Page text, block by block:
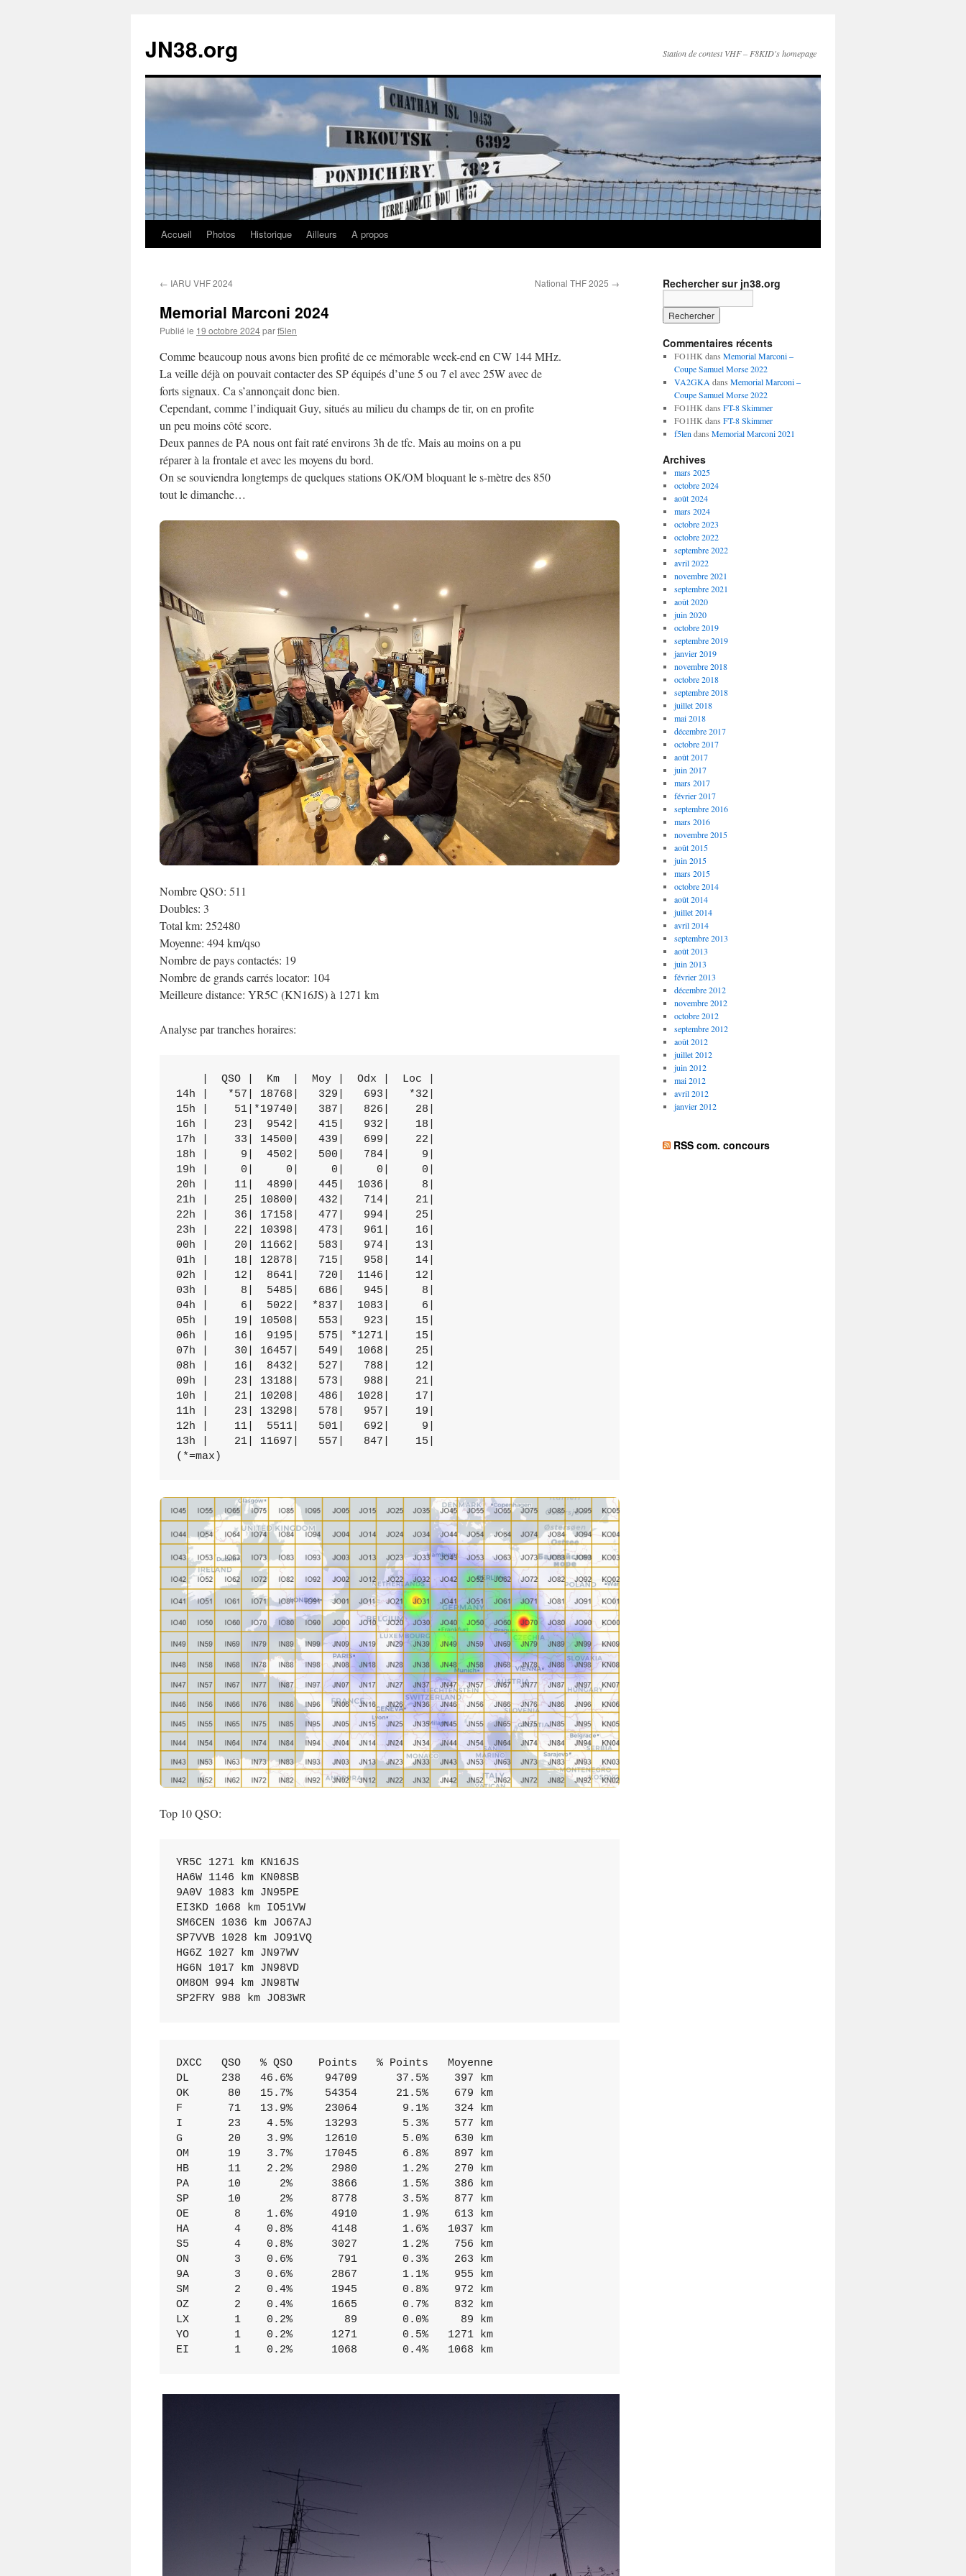
JN38.org Station de contest VHF – F8KID's homepage
Aller
contenu
Accueil Photos Historique Ailleurs A propos
← IARU VHF 2024 National THF 2025 →
Memorial Marconi 2024
Publié le 19 octobre 2024parf5len
Comme beaucoup nous avons bien profité de ce mémorable week-end en CW 144 MHz.
La veille déjà on pouvait contacter des SP équipés d’une 5 ou 7 el avec 25W avec de
forts signaux. Ca s’annonçait donc bien.
Cependant, comme l’indiquait Guy, situés au milieu du champs de tir, on en profite
un peu moins côté score.
Deux pannes de PA nous ont fait raté environs 3h de tfc. Mais au moins on a pu
réparer à la frontale et avec les moyens du bord.
On se souviendra longtemps de quelques stations OK/OM bloquant le s-mètre des 850
tout le dimanche…
Nombre QSO: 511
Doubles: 3
Total km: 252480
Moyenne: 494 km/qso
Nombre de pays contactés: 19
Nombre de grands carrés locator: 104
Meilleure distance: YR5C (KN16JS) à 1271 km
Analyse par tranches horaires:
    |  QSO |  Km  |  Moy |  Odx |  Loc |
14h |   *57| 18768|   329|   693|   *32|
15h |    51|*19740|   387|   826|    28|
16h |    23|  9542|   415|   932|    18|
17h |    33| 14500|   439|   699|    22|
18h |     9|  4502|   500|   784|     9|
19h |     0|     0|     0|     0|     0|
20h |    11|  4890|   445|  1036|     8|
21h |    25| 10800|   432|   714|    21|
22h |    36| 17158|   477|   994|    25|
23h |    22| 10398|   473|   961|    16|
00h |    20| 11662|   583|   974|    13|
01h |    18| 12878|   715|   958|    14|
02h |    12|  8641|   720|  1146|    12|
03h |     8|  5485|   686|   945|     8|
04h |     6|  5022|  *837|  1083|     6|
05h |    19| 10508|   553|   923|    15|
06h |    16|  9195|   575| *1271|    15|
07h |    30| 16457|   549|  1068|    25|
08h |    16|  8432|   527|   788|    12|
09h |    23| 13188|   573|   988|    21|
10h |    21| 10208|   486|  1028|    17|
11h |    23| 13298|   578|   957|    19|
12h |    11|  5511|   501|   692|     9|
13h |    21| 11697|   557|   847|    15|
(*=max)
Top 10 QSO:
YR5C 1271 km KN16JS
HA6W 1146 km KN08SB
9A0V 1083 km JN95PE
EI3KD 1068 km IO51VW
SM6CEN 1036 km JO67AJ
SP7VVB 1028 km JO91VQ
HG6Z 1027 km JN97WV
HG6N 1017 km JN98VD
OM8OM 994 km JN98TW
SP2FRY 988 km JO83WR
DXCC   QSO   % QSO    Points   % Points   Moyenne
DL     238   46.6%     94709      37.5%    397 km
OK      80   15.7%     54354      21.5%    679 km
F       71   13.9%     23064       9.1%    324 km
I       23    4.5%     13293       5.3%    577 km
G       20    3.9%     12610       5.0%    630 km
OM      19    3.7%     17045       6.8%    897 km
HB      11    2.2%      2980       1.2%    270 km
PA      10      2%      3866       1.5%    386 km
SP      10      2%      8778       3.5%    877 km
OE       8    1.6%      4910       1.9%    613 km
HA       4    0.8%      4148       1.6%   1037 km
S5       4    0.8%      3027       1.2%    756 km
ON       3    0.6%       791       0.3%    263 km
9A       3    0.6%      2867       1.1%    955 km
SM       2    0.4%      1945       0.8%    972 km
OZ       2    0.4%      1665       0.7%    832 km
LX       1    0.2%        89       0.0%     89 km
YO       1    0.2%      1271       0.5%   1271 km
EI       1    0.2%      1068       0.4%   1068 km
Rechercher sur jn38.org
Commentaires récents
FO1HK dans Memorial Marconi –
Coupe Samuel Morse 2022
VA2GKA dans Memorial Marconi –
Coupe Samuel Morse 2022
FO1HK dans FT-8 Skimmer
FO1HK dans FT-8 Skimmer
f5len dans Memorial Marconi 2021
Archives
mars 2025
octobre 2024
août 2024
mars 2024
octobre 2023
octobre 2022
septembre 2022
avril 2022
novembre 2021
septembre 2021
août 2020
juin 2020
octobre 2019
septembre 2019
janvier 2019
novembre 2018
octobre 2018
septembre 2018
juillet 2018
mai 2018
décembre 2017
octobre 2017
août 2017
juin 2017
mars 2017
février 2017
septembre 2016
mars 2016
novembre 2015
août 2015
juin 2015
mars 2015
octobre 2014
août 2014
juillet 2014
avril 2014
septembre 2013
août 2013
juin 2013
février 2013
décembre 2012
novembre 2012
octobre 2012
septembre 2012
août 2012
juillet 2012
juin 2012
mai 2012
avril 2012
janvier 2012
RSS com. concours